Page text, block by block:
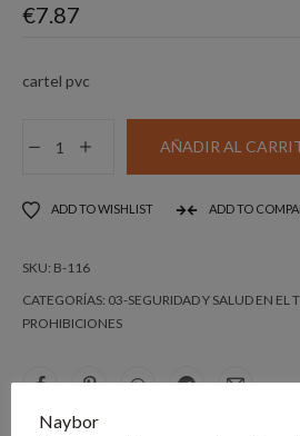
€7.87
cartel pvc
EN
PVC
DINA
4
AÑADIR AL
ADD TO WISHLIST ADD TO
SKU: B-116
CATEGORÍAS: 03-SEGURIDAD Y SALUD EN EL
PROHIBICIONES
Naybor